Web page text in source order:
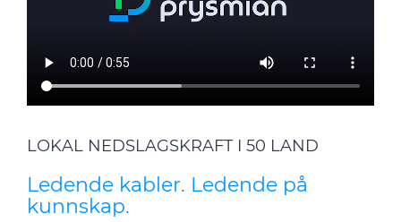
LOKAL NEDSLAGSKRAFT I 50 LAND
Ledende kabler. Ledende på
kunnskap.